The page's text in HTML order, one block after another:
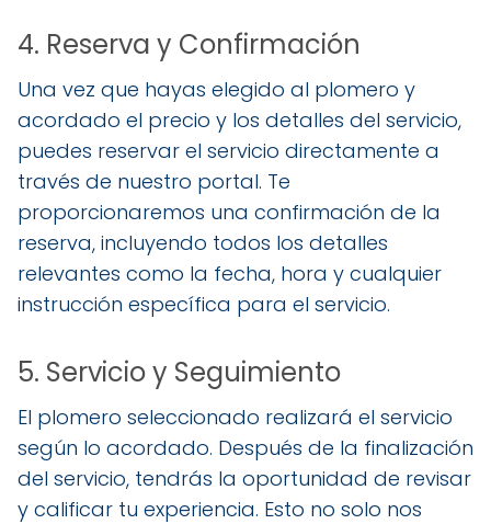
4. Reserva y Confirmación
Una vez que hayas elegido al plomero y
acordado el precio y los detalles del servicio,
puedes reservar el servicio directamente a
través de nuestro portal. Te
proporcionaremos una confirmación de la
reserva, incluyendo todos los detalles
relevantes como la fecha, hora y cualquier
instrucción específica para el servicio.
5. Servicio y Seguimiento
El plomero seleccionado realizará el servicio
según lo acordado. Después de la finalización
del servicio, tendrás la oportunidad de revisar
y calificar tu experiencia. Esto no solo nos